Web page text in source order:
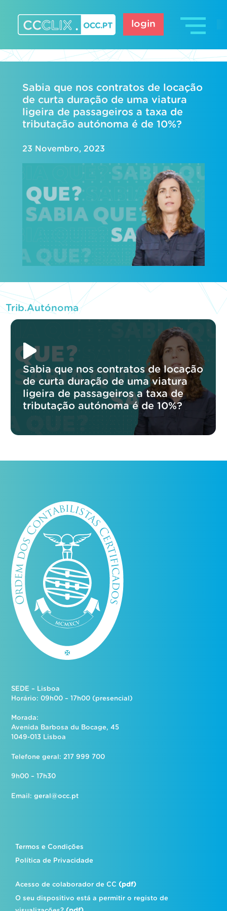
content
login
Sabia que nos contratos de locação
de curta duração de uma viatura
ligeira de passageiros a taxa de
tributação autónoma é de 10%?
23 Novembro, 2023
Trib.Autónoma
Sabia que nos contratos de locação
de curta duração de uma viatura
ligeira de passageiros a taxa de
tributação autónoma é de 10%?
SEDE – Lisboa
Horário: 09h00 – 17h00 (presencial)
Morada:
Avenida Barbosa du Bocage, 45
1049-013 Lisboa
Telefone geral: 217 999 700
9h00 – 17h30
Email:geral@occ.pt
Termos e Condições
Política de Privacidade
Acesso de colaborador de CC(pdf)
O seu dispositivo está a permitir o registo de